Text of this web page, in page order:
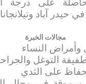
مجالات الخبرة
وأمراض النساء
التوغل
على الثدي